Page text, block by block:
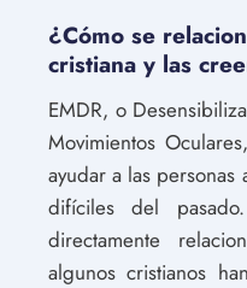
¿Cómo se
cristiana y las
EMDR, o
Movimientos
ayudar a las personas
difíciles del
directamente
algunos cristianos